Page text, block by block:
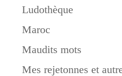
Ludothèque
Maroc
Maudits mots
Mes rejetonnes et